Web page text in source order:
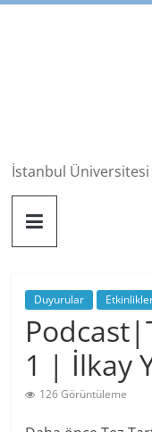
Skip
İstanbul Üniversitesi
Duyurular
1 | İlkay
126 Görüntüleme